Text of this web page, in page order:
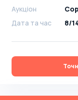
Аукціон
Дата та час
8/